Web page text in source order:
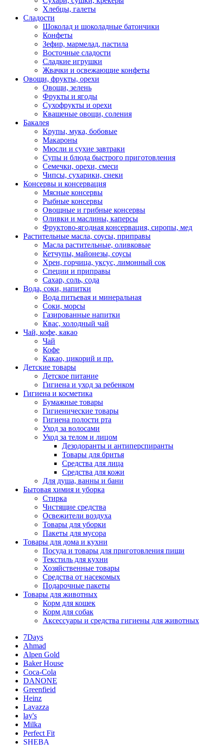
Хлебцы, галеты
Сладости
Шоколад и шоколадные батончики
Конфеты
Зефир, мармелад, пастила
Восточные сладости
Сладкие игрушки
Жвачки и освежающие конфеты
Овощи, фрукты, орехи
Овощи, зелень
Фрукты и ягоды
Сухофрукты и орехи
Квашеные овощи, соления
Бакалея
Крупы, мука, бобовые
Макароны
Мюсли и сухие завтраки
Супы и блюда быстрого приготовления
Семечки, орехи, смеси
Чипсы, сухарики, снеки
Консервы и консервация
Мясные консервы
Рыбные консервы
Овощные и грибные консервы
Оливки и маслины, каперсы
Фруктово-ягодная консервация, сиропы, мед
Растительные масла, соусы, приправы
Масла растительные, оливковые
Кетчупы, майонезы, соусы
Хрен, горчица, уксус, лимонный сок
Специи и приправы
Сахар, соль, сода
Вода, соки, напитки
Вода питьевая и минеральная
Соки, морсы
Газированные напитки
Квас, холодный чай
Чай, кофе, какао
Чай
Кофе
Какао, цикорий и пр.
Детские товары
Детское питание
Гигиена и уход за ребенком
Гигиена и косметика
Бумажные товары
Гигиенические товары
Гигиена полости рта
Уход за волосами
Уход за телом и лицом
Дезодоранты и антиперспиранты
Товары для бритья
Средства для лица
Средства для кожи
Для душа, ванны и бани
Бытовая химия и уборка
Стирка
Чистящие средства
Освежители воздуха
Товары для уборки
Пакеты для мусора
Товары для дома и кухни
Посуда и товары для приготовления пищи
Текстиль для кухни
Хозяйственные товары
Средства от насекомых
Подарочные пакеты
Товары для животных
Корм для кошек
Корм для собак
Аксессуары и средства гигиены для животных
7Days
Ahmad
Alpen Gold
Baker House
Coca-Cola
DANONE
Greenfieid
Heinz
Lavazza
lay's
Milka
Perfect Fit
SHEBA